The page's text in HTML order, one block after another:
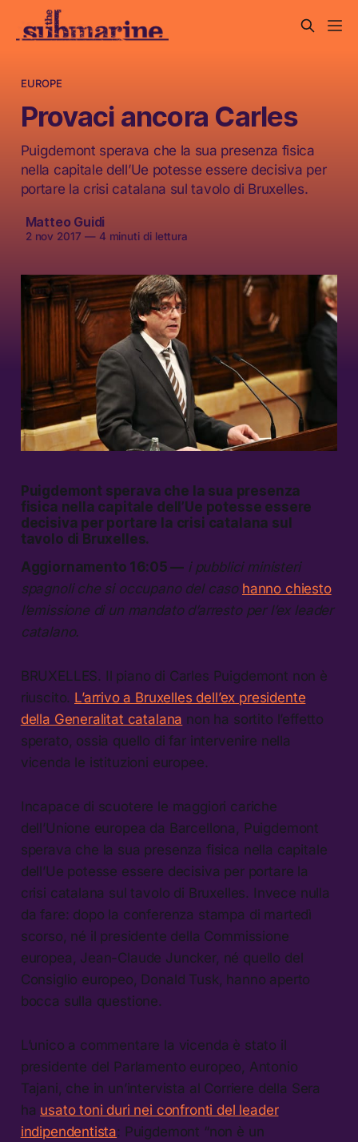
EUROPE
Provaci ancora Carles
Puigdemont sperava che la sua presenza fisica
nella capitale dell’Ue potesse essere decisiva per
portare la crisi catalana sul tavolo di Bruxelles.
Matteo Guidi
2 nov 2017 —4 minuti di lettura
Puigdemont sperava che la sua presenza
fisica nella capitale dell’Ue potesse essere
decisiva per portare la crisi catalana sul
tavolo di Bruxelles.
Aggiornamento 16:05 — i pubblici ministeri
spagnoli che si occupano del caso hanno chiesto
l’emissione di un mandato d’arresto per l’ex leader
catalano.
BRUXELLES. Il piano di Carles Puigdemont non è
riuscito. L’arrivo a Bruxelles dell’ex presidente
della Generalitat catalana non ha sortito l’effetto
sperato, ossia quello di far intervenire nella
vicenda le istituzioni europee.
Incapace di scuotere le maggiori cariche
dell’Unione europea da Barcellona, Puigdemont
sperava che la sua presenza fisica nella capitale
dell’Ue potesse essere decisiva per portare la
crisi catalana sul tavolo di Bruxelles. Invece nulla
da fare: dopo la conferenza stampa di martedì
scorso, né il presidente della Commissione
europea, Jean-Claude Juncker, né quello del
Consiglio europeo, Donald Tusk, hanno aperto
bocca sulla questione.
L’unico a commentare la vicenda è stato il
presidente del Parlamento europeo, Antonio
Tajani, che in un’intervista al Corriere della Sera
ha usato toni duri nei confronti del leader
indipendentista: Puigdemont “non è un